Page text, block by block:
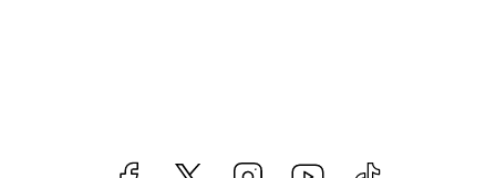
Facebook NataliNabytek
Instagram YouTube